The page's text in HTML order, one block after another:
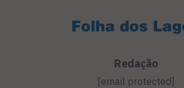
Redação
[email protected]